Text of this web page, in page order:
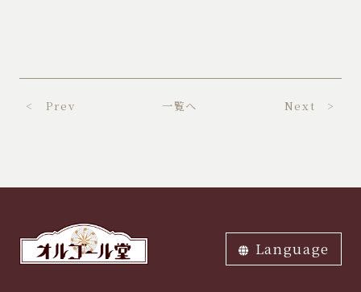
< Prev 一覧へ Next >
Language